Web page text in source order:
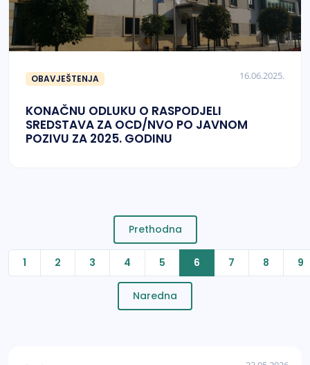
OBAVJEŠTENJA 16.06.2025.
KONAČNU ODLUKU O RASPODJELI
SREDSTAVA ZA OCD/NVO PO JAVNOM
POZIVU ZA 2025. GODINU
Prethodna
1 2 3 4 5 6 7 8 9
Naredna